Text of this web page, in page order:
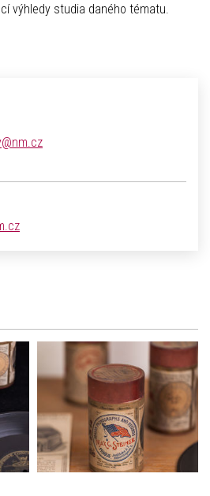
výhledy studia daného tématu.